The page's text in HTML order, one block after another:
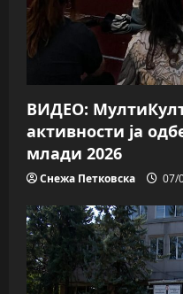
t
i
o
n
ВИДЕО:
активности ја
млади 2026
Снежа Петковска 07/